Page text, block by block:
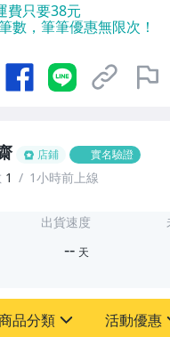
費只要38元
數，筆筆優惠無限次！
店鋪 實名驗證
1 1小時前上線
出貨速度
-- 天
品分類 活動優惠